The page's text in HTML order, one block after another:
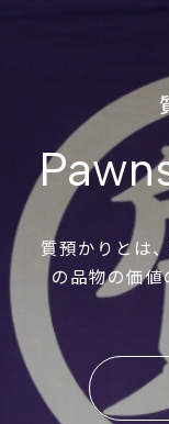
質預かりとは
の品物の価